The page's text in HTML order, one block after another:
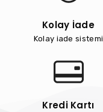
Kolay İade
Kolay iade sistemi
Kredi Kartı